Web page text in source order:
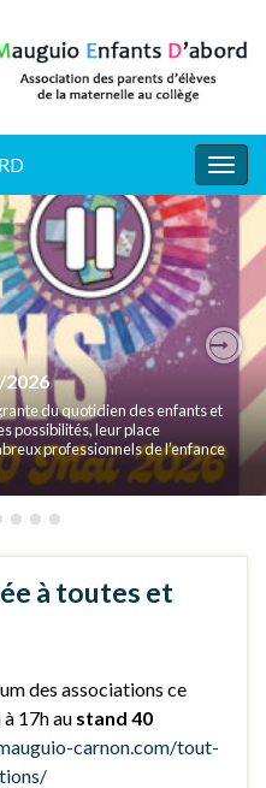
2026
du quotidien des enfants et
possibilités, leur place
professionnels de l’enfance
à toutes et
des associations ce
17h au stand 40
carnon.com/tout-